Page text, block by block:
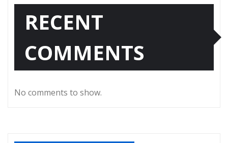
RECENT
COMMENTS
No comments to show.